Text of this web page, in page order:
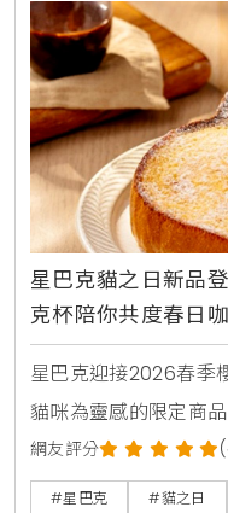
星巴克貓之日新品
克杯陪你共度春日
星巴克迎接2026春季
貓咪為靈感的限定商
定斑紋貓零錢包及造
網友評分
#星巴克 #貓之日